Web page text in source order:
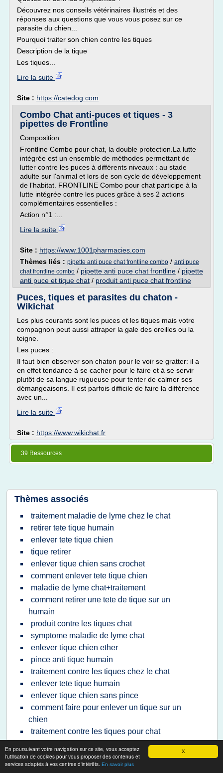
X
En poursuivant votre navigation sur ce site, vous acceptez
l'utilisation de cookies pour vous proposer des contenus et
services adaptés à vos centres d'intérêts. En savoir plus
Découvrez nos conseils vétérinaires illustrés et des
réponses aux questions que vous vous posez sur ce
parasite du chien...
Pourquoi traiter son chien contre les tiques
Description de la tique
Les tiques...
Lire la suite
Site : https://catedog.com
Combo Chat anti-puces et tiques - 3
pipettes de Frontline
Composition
Frontline Combo pour chat, la double protection.La lutte
intégrée est un ensemble de méthodes permettant de
lutter contre les puces à différents niveaux : au stade
adulte sur l'animal et lors de son cycle de développement
de l'habitat. FRONTLINE Combo pour chat participe à la
lutte intégrée contre les puces grâce à ses 2 actions
complémentaires essentielles :
Action n°1 :...
Lire la suite
Site : https://www.1001pharmacies.com
Thèmes liés : pipette anti puce chat frontline combo / anti puce
chat frontline combo / pipette anti puce chat frontline / pipette
anti puce et tique chat / produit anti puce chat frontline
Puces, tiques et parasites du chaton -
Wikichat
Les plus courants sont les puces et les tiques mais votre
compagnon peut aussi attraper la gale des oreilles ou la
teigne.
Les puces :
Il faut bien observer son chaton pour le voir se gratter: il a
en effet tendance à se cacher pour le faire et à se servir
plutôt de sa langue rugueuse pour tenter de calmer ses
démangeaisons. Il est parfois difficile de faire la différence
avec un...
Lire la suite
Site : https://www.wikichat.fr
39 Ressources
Thèmes associés
traitement maladie de lyme chez le chat
retirer tete tique humain
enlever tete tique chien
tique retirer
enlever tique chien sans crochet
comment enlever tete tique chien
maladie de lyme chat+traitement
comment retirer une tete de tique sur un
humain
produit contre les tiques chat
symptome maladie de lyme chat
enlever tique chien ether
pince anti tique humain
traitement contre les tiques chez le chat
enlever tete tique humain
enlever tique chien sans pince
comment faire pour enlever un tique sur un
chien
traitement contre les tiques pour chat
produit efficace contre les tiques pour chat
maladie de lyme chez le chat
symptome maladie de lyme chez le chat